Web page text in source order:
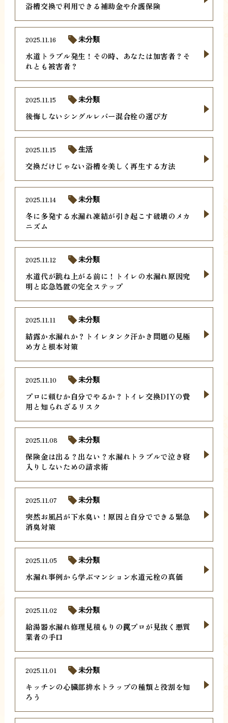
浴槽交換で利用できる補助金や介護保険
水道トラブル発生！その時、あなたは加害者？そ
れとも被害者？
2025.11.16 未分類
後悔しないシングルレバー混合栓の選び方
2025.11.15 未分類
交換だけじゃない浴槽を美しく再生する方法
2025.11.15 生活
冬に多発する水漏れ凍結が引き起こす破壊のメカ
ニズム
2025.11.14 未分類
水道代が跳ね上がる前に！トイレの水漏れ原因究
明と応急処置の完全ステップ
2025.11.12 未分類
結露か水漏れか？トイレタンク汗かき問題の見極
め方と根本対策
2025.11.11 未分類
プロに頼むか自分でやるか？トイレ交換DIYの費
用と知られざるリスク
2025.11.10 未分類
保険金は出る？出ない？水漏れトラブルで泣き寝
入りしないための請求術
2025.11.08 未分類
突然お風呂が下水臭い！原因と自分でできる緊急
消臭対策
2025.11.07 未分類
水漏れ事例から学ぶマンション水道元栓の真価
2025.11.05 未分類
給湯器水漏れ修理見積もりの罠プロが見抜く悪質
業者の手口
2025.11.02 未分類
キッチンの心臓部排水トラップの種類と役割を知
ろう
2025.11.01 未分類